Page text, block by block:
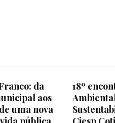
da
aos
uma nova
18º